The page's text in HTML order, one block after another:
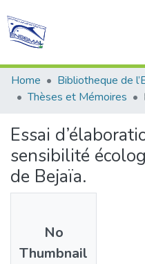
All of
Home
Bibliotheque de
Thèses et Mémoires
Essai
sensibilité
de Bejaïa.
No
Thumbnail